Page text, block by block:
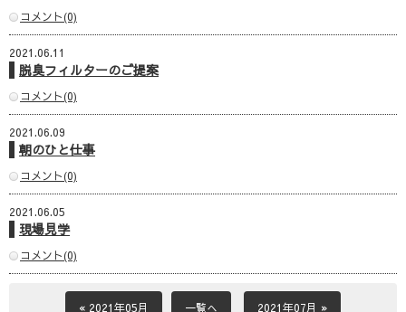
コメント(0)
2021.06.11
脱臭フィルターのご提案
コメント(0)
2021.06.09
朝のひと仕事
コメント(0)
2021.06.05
現場見学
コメント(0)
« 2021年05月 一覧へ 2021年07月 »